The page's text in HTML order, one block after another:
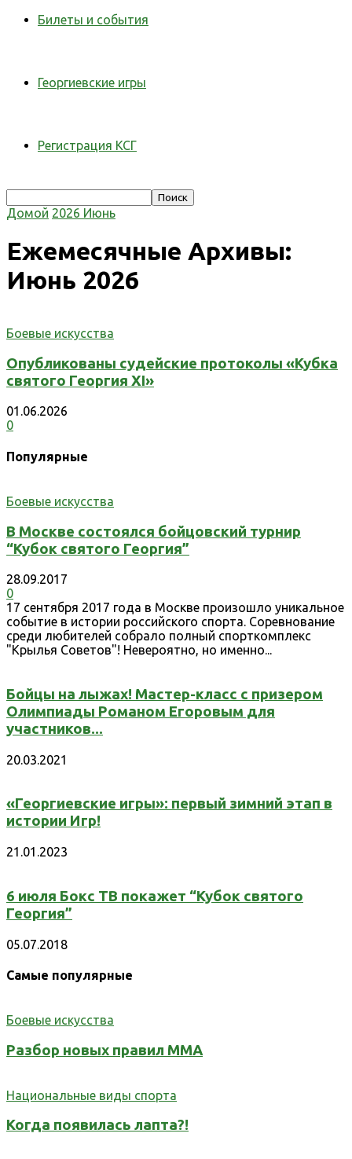
Билеты и события
Георгиевские игры
Регистрация КСГ
Домой 2026 Июнь
Ежемесячные Архивы:
Июнь 2026
Боевые искусства
Опубликованы судейские протоколы «Кубка
святого Георгия XI»
01.06.2026
0
Популярные
Боевые искусства
В Москве состоялся бойцовский турнир
“Кубок святого Георгия”
28.09.2017
0
17 сентября 2017 года в Москве произошло уникальное
событие в истории российского спорта. Соревнование
среди любителей собрало полный спорткомплекс
"Крылья Советов"! Невероятно, но именно...
Бойцы на лыжах! Мастер-класс с призером
Олимпиады Романом Егоровым для
участников...
20.03.2021
«Георгиевские игры»: первый зимний этап в
истории Игр!
21.01.2023
6 июля Бокс ТВ покажет “Кубок святого
Георгия”
05.07.2018
Самые популярные
Боевые искусства
Разбор новых правил ММА
Национальные виды спорта
Когда появилась лапта?!